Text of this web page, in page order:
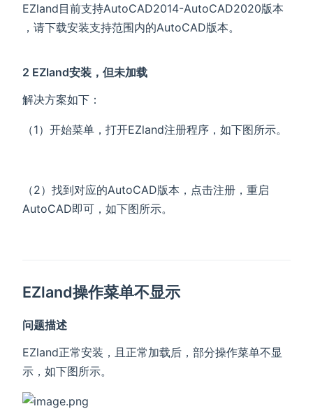
EZland目前支持AutoCAD2014-AutoCAD2020版本
，请下载安装支持范围内的AutoCAD版本。
2 EZland安装，但未加载
解决方案如下：
（1）开始菜单，打开EZland注册程序，如下图所示。
（2）找到对应的AutoCAD版本，点击注册，重启
AutoCAD即可，如下图所示。
EZland操作菜单不显示
问题描述
EZland正常安装，且正常加载后，部分操作菜单不显
示，如下图所示。